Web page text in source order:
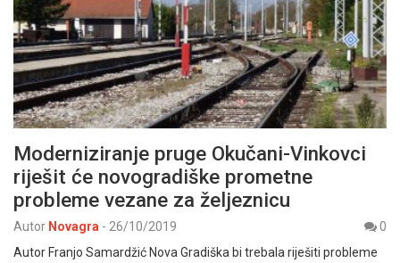
Moderniziranje pruge Okučani-Vinkovci
riješit će novogradiške prometne
probleme vezane za željeznicu
Autor Novagra - 26/10/2019
0
Autor Franjo Samardžić Nova Gradiška bi trebala riješiti probleme